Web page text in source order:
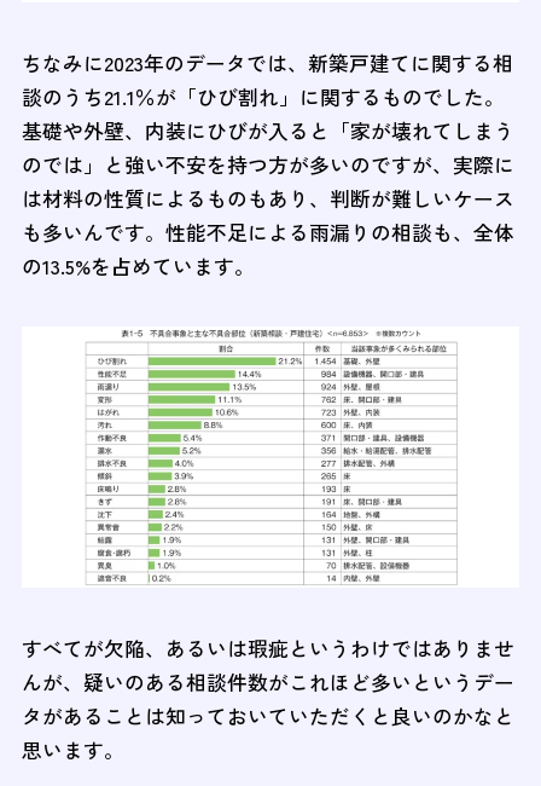
ちなみに2023年のデータでは、新築戸建てに関する相
談のうち21.1％が「ひび割れ」に関するものでした。
基礎や外壁、内装にひびが入ると「家が壊れてしまう
のでは」と強い不安を持つ方が多いのですが、実際に
は材料の性質によるものもあり、判断が難しいケース
も多いんです。性能不足による雨漏りの相談も、全体
の13.5%を占めています。
すべてが欠陥、あるいは瑕疵というわけではありませ
んが、疑いのある相談件数がこれほど多いというデー
タがあることは知っておいていただくと良いのかなと
思います。